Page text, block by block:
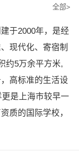
全部>
于2000年，是经
现代化、寄宿制
约5万余平方米,
高标准的生活设
是上海市较早一
质的国际学校，